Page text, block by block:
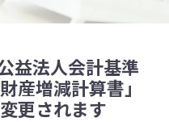
質問
益法人会計基準
産増減計算書」
更されます